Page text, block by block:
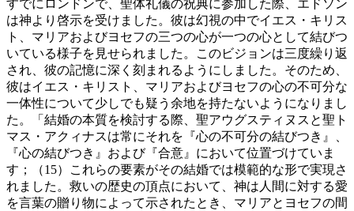
すでにロンドンで、聖体礼儀の祝典に参加した際、エドソン
は神より啓示を受けました。彼は幻視の中でイエス・キリス
ト、マリアおよびヨセフの三つの心が一つの心として結びつ
いている様子を見せられました。このビジョンは三度繰り返
され、彼の記憶に深く刻まれるようにしました。そのため、
彼はイエス・キリスト、マリアおよびヨセフの心の不可分な
一体性について少しでも疑う余地を持たないようになりまし
た。「結婚の本質を検討する際、聖アウグスティヌスと聖ト
マス・アクィナスは常にそれを『心の不可分の結びつき』、
『心の結びつき』および『合意』において位置づけていま
す；（15）これらの要素がその結婚では模範的な形で実現さ
れました。救いの歴史の頂点において、神は人間に対する愛
を言葉の贈り物によって示されたとき、マリアとヨセフの間